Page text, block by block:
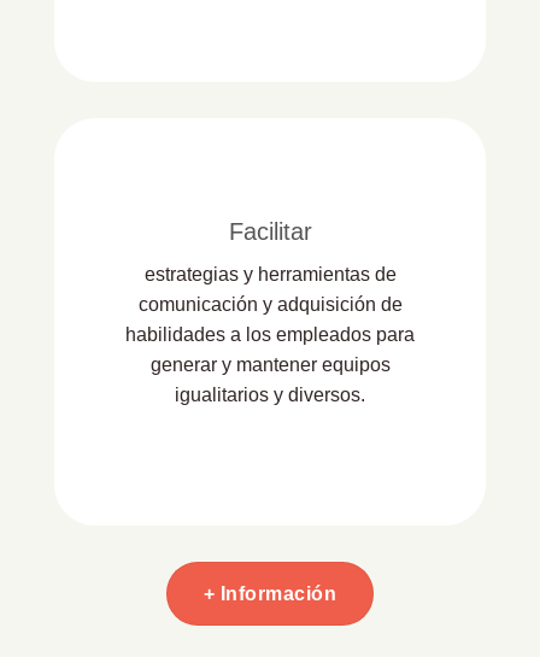
Facilitar
estrategias y herramientas de
comunicación y adquisición de
habilidades a los empleados para
generar y mantener equipos
igualitarios y diversos.
+ Información